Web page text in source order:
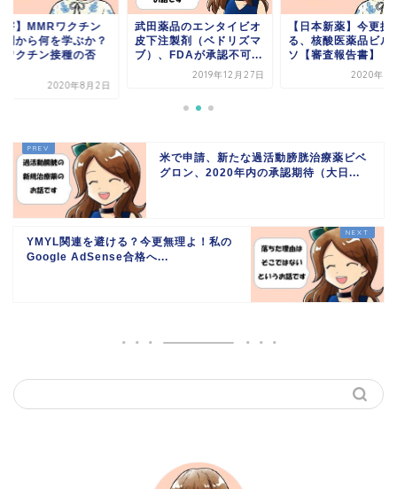
害】MMRワクチン
例から何を学ぶか？
ワクチン接種の否
2020年8月2日
武田薬品のエンタイビオ
皮下注製剤（ベドリズマ
ブ）、FDAが承認不可...
2019年12月27日
【日本新薬】今更振
る、核酸医薬品ビル
ソ【審査報告書】
2020年10
米で申請、新たな過活動膀胱治療薬ビベ
グロン、2020年内の承認期待（大日...
YMYL関連を避ける？今更無理よ！私の
Google AdSense合格へ...